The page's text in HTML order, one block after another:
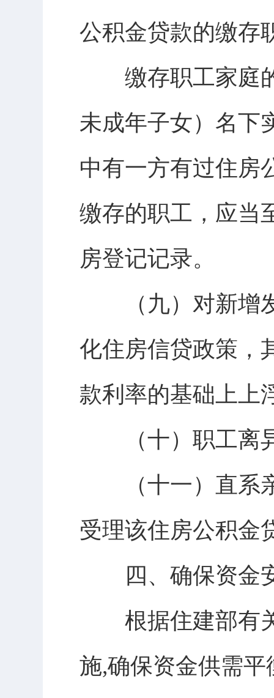
公积金贷款的缴存
缴存职工家庭的
未成年子女）名下
中有一方有过住房
缴存的职工，应当
房登记记录。
（九）对新增发
化住房信贷政策，
款利率的基础上上
（十）职工离异
（十一）直系亲
受理该住房公积金
四、确保资金安
根据住建部有关
施,确保资金供需